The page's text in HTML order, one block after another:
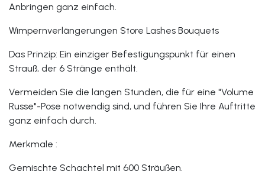
Anbringen ganz einfach.
Wimpernverlängerungen Store Lashes Bouquets
Das Prinzip: Ein einziger Befestigungspunkt für einen
Strauß, der 6 Stränge enthält.
Vermeiden Sie die langen Stunden, die für eine "Volume
Russe"-Pose notwendig sind, und führen Sie Ihre Auftritte
ganz einfach durch.
Merkmale :
Gemischte Schachtel mit 600 Sträußen.